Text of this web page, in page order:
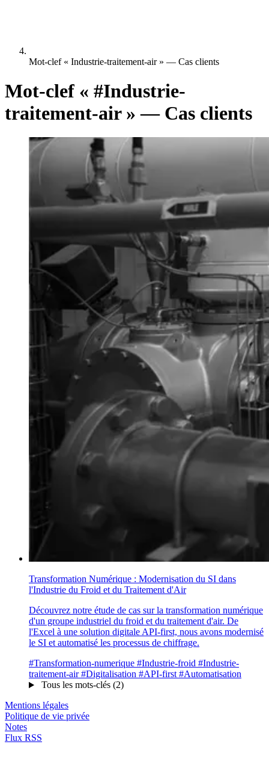
Mot-clef « Industrie-traitement-air » — Cas clients
Mot-clef « #Industrie-
traitement-air» — Cas clients
Transformation Numérique : Modernisation du SI dans
l'Industrie du Froid et du Traitement d'Air
Découvrez notre étude de cas sur la transformation numérique
d'un groupe industriel du froid et du traitement d'air. De
l'Excel à une solution digitale API-first, nous avons modernisé
le SI et automatisé les processus de chiffrage.
#Transformation-numerique #Industrie-froid #Industrie-
traitement-air #Digitalisation #API-first #Automatisation
Tous les mots-clés (2)
Mentions légales
Politique de vie privée
Notes
Flux RSS